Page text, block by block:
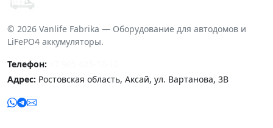
© 2026 Vanlife Fabrika — Оборудование для автодомов и
LiFePO4 аккумуляторы.
Телефон:
Адрес: Ростовская область, Аксай, ул. Вартанова, 3В